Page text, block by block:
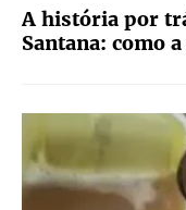
A história por
Santana: como